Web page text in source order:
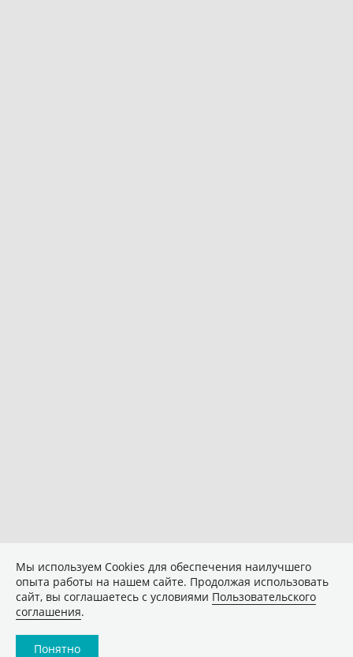
Мы используем Сookies для обеспечения наилучшего
опыта работы на нашем сайте. Продолжая использовать
сайт, вы соглашаетесь с условиями Пользовательского
соглашения.
Понятно